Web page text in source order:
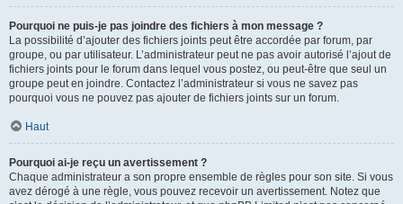
Pourquoi ne puis-je pas joindre des fichiers à mon message ?
La possibilité d’ajouter des fichiers joints peut être accordée par forum, par
groupe, ou par utilisateur. L’administrateur peut ne pas avoir autorisé l’ajout de
fichiers joints pour le forum dans lequel vous postez, ou peut-être que seul un
groupe peut en joindre. Contactez l’administrateur si vous ne savez pas
pourquoi vous ne pouvez pas ajouter de fichiers joints sur un forum.
Haut
Pourquoi ai-je reçu un avertissement ?
Chaque administrateur a son propre ensemble de règles pour son site. Si vous
avez dérogé à une règle, vous pouvez recevoir un avertissement. Notez que